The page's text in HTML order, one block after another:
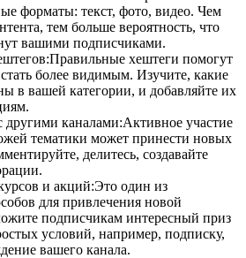
форматы: текст, фото, видео. Чем
тем больше вероятность, что
вашими подписчиками.
хештеги помогут
более видимым. Изучите, какие
в вашей категории, и добавляйте их
другими каналами:Активное участие
тематики может принести новых
делитесь, создавайте
и акций:Это один из
для привлечения новой
подписчикам интересный приз
условий, например, подписку,
вашего канала.